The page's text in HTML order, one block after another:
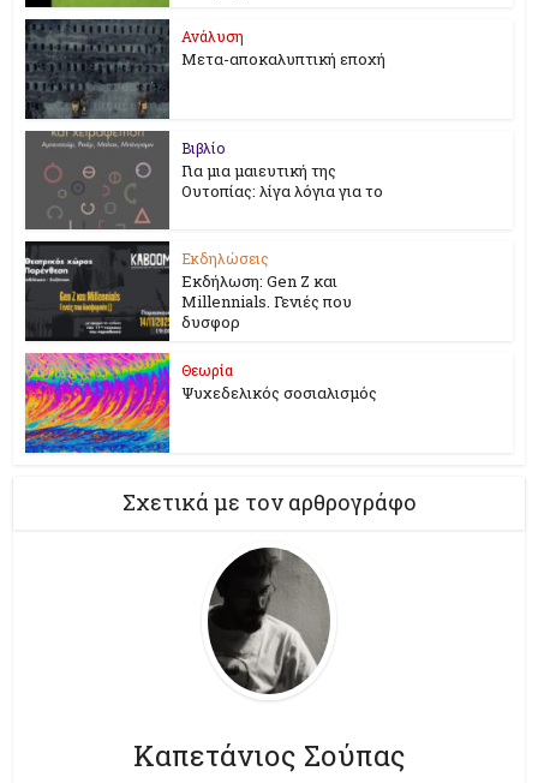
Ανάλυση
Μετα-αποκαλυπτική εποχή
Βιβλίο
Για μια μαιευτική της
Ουτοπίας: λίγα λόγια για το
Εκδηλώσεις
Εκδήλωση: Gen Z και
Millennials. Γενιές που
δυσφορ
Θεωρία
Ψυχεδελικός σοσιαλισμός
Σχετικά με τον αρθρογράφο
Καπετάνιος Σούπας